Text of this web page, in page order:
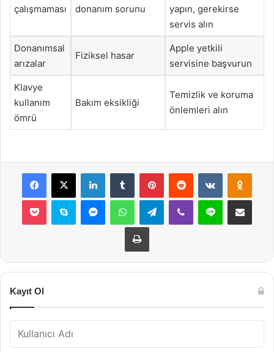
çalışmaması
donanım sorunu
yapın, gerekirse
servis alın
Donanımsal
arızalar
Fiziksel hasar
Apple yetkili
servisine başvurun
Klavye
kullanım
ömrü
Bakım eksikliği
Temizlik ve koruma
önlemleri alın
Facebook
X LinkedInTumblr PinterestReddit VKontakte
Pocket Skype MessengerWhatsAppTelegramViber Line E-Posta ile
Yazdır
Kayıt Ol